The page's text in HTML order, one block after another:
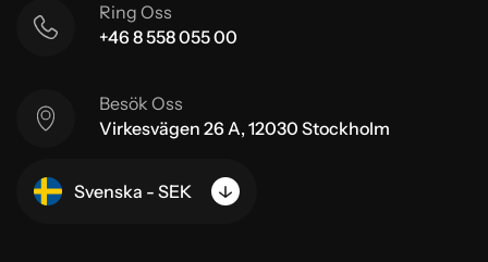
Ring Oss
+46 8 558 055 00
Besök Oss
Virkesvägen 26 A, 12030 Stockholm
Svenska - SEK